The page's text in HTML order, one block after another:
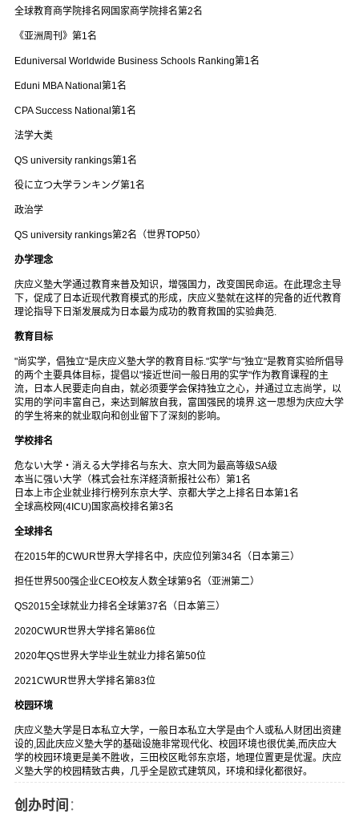
全球教育商学院排名网国家商学院排名第2名
《亚洲周刊》第1名
Eduniversal Worldwide Business Schools Ranking第1名
Eduni MBA National第1名
CPA Success National第1名
法学大类
QS university rankings第1名
役に立つ大学ランキング第1名
政治学
QS university rankings第2名（世界TOP50）
办学理念
庆应义塾大学通过教育来普及知识，增强国力，改变国民命运。在此理念主导
下，促成了日本近现代教育模式的形成，庆应义塾就在这样的完备的近代教育
理论指导下日渐发展成为日本最为成功的教育救国的实验典范.
教育目标
"尚实学，倡独立"是庆应义塾大学的教育目标."实学"与"独立"是教育实验所倡导
的两个主要具体目标，提倡以"接近世间一般日用的实学"作为教育课程的主
流，日本人民要走向自由，就必须要学会保持独立之心，并通过立志尚学，以
实用的学问丰富自己，来达到解放自我，富国强民的境界.这一思想为庆应大学
的学生将来的就业取向和创业留下了深刻的影响。
学校排名
危ない大学・消える大学排名与东大、京大同为最高等级SA级
本当に强い大学（株式会社东洋経済新报社公布）第1名
日本上市企业就业排行榜列东京大学、京都大学之上排名日本第1名
全球高校网(4ICU)国家高校排名第3名
全球排名
在2015年的CWUR世界大学排名中，庆应位列第34名（日本第三）
担任世界500强企业CEO校友人数全球第9名（亚洲第二）
QS2015全球就业力排名全球第37名（日本第三）
2020CWUR世界大学排名第86位
2020年QS世界大学毕业生就业力排名第50位
2021CWUR世界大学排名第83位
校园环境
庆应义塾大学是日本私立大学，一般日本私立大学是由个人或私人财团出资建
设的,因此庆应义塾大学的基础设施非常现代化、校园环境也很优美,而庆应大
学的校园环境更是美不胜收，三田校区毗邻东京塔，地理位置更是优渥。庆应
义塾大学的校园精致古典，几乎全是欧式建筑风，环境和绿化都很好。
创办时间 ：